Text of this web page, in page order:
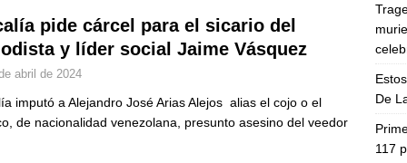
pide cárcel para el sicario del
y líder social Jaime Vásquez
abril de 2024
imputó a Alejandro José Arias Alejos alias el cojo o el
de nacionalidad venezolana, presunto asesino del veedor
De
117